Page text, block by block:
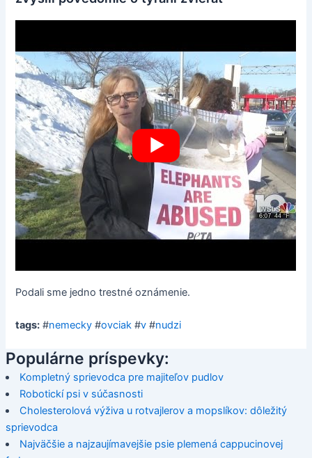
Podali sme jedno trestné oznámenie.
tags: #nemecky #ovciak #v #nudzi
Populárne príspevky:
Kompletný sprievodca pre majiteľov pudlov
Robotickí psi v súčasnosti
Cholesterolová výživa u rotvajlerov a mopslíkov: dôležitý
sprievodca
Najväčšie a najzaujímavejšie psie plemená cappucinovej